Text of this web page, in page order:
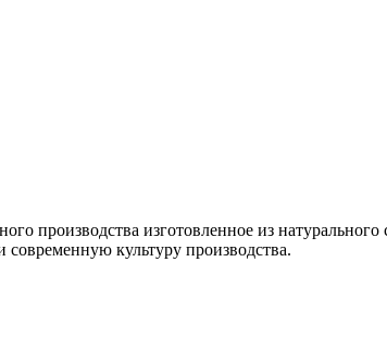
производства изготовленное из
культуру производства.